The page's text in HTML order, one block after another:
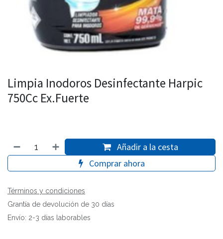
Limpia Inodoros Desinfectante Harpic
750Cc Ex.Fuerte
Añadir a la cesta
Comprar ahora
Términos y condiciones
Grantía de devolución de 30 días
Envío: 2-3 días laborables